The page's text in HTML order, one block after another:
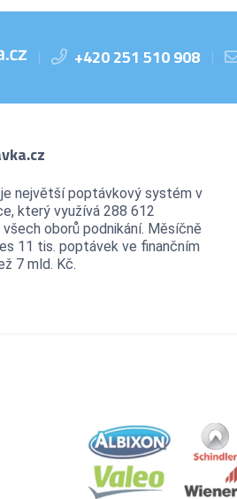
| +420 251 510 908 |
největší poptávkový systém v
který využívá 288 612
oborů podnikání. Měsíčně
11 tis. poptávek ve finančním
7 mld. Kč.